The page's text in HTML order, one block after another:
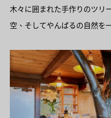
木々に囲まれた手作りのツリ
空、そしてやんばるの自然を